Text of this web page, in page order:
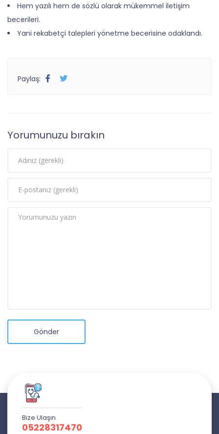
Hem yazılı hem de sözlü olarak mükemmel iletişim
becerileri.
Yani rekabetçi talepleri yönetme becerisine odaklandı.
Paylaş:
Yorumunuzu bırakın
Gönder
Bize Ulaşın
05228317470